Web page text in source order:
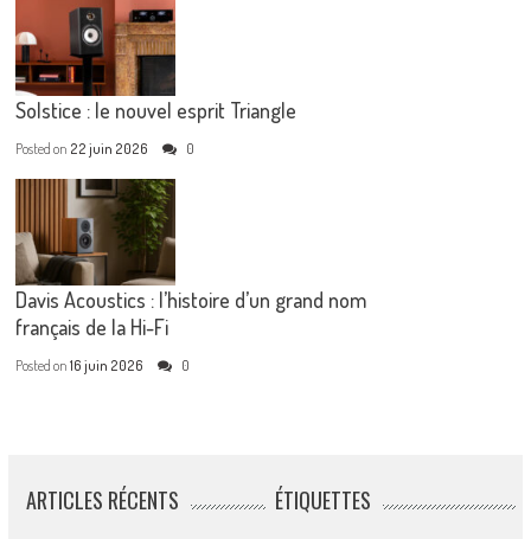
Solstice : le nouvel esprit Triangle
Posted on 22 juin 2026 0
Davis Acoustics : l’histoire d’un grand nom
français de la Hi-Fi
Posted on16 juin 2026 0
ARTICLES RÉCENTS ÉTIQUETTES